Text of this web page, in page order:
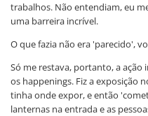
trabalhos. Não entendiam, eu
uma barreira incrível.
O que fazia não era 'parecido',
Só me restava, portanto, a
os happenings. Fiz a exposição
tinha onde expor, e então
lanternas na entrada e as